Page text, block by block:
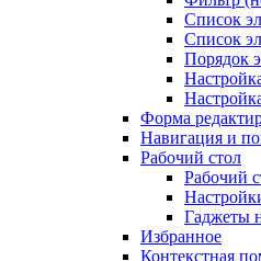
Список
Список
Порядок
Форма
Навигация и
Рабочий стол
Рабочий
Гаджеты
Избранное
Контекстная